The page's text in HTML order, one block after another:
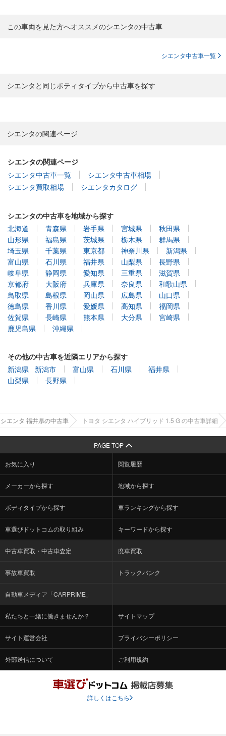
この車両を見た方へオススメのシエンタの中古車
シエンタ中古車一覧
シエンタと同じボティタイプから中古車を探す
シエンタの関連ページ
シエンタの関連ページ
シエンタ中古車一覧
シエンタ中古車相場
シエンタ買取相場
シエンタカタログ
シエンタの中古車を地域から探す
北海道
青森県 岩手県 宮城県
秋田県
山形県
福島県 茨城県 栃木県
群馬県
埼玉県
千葉県 東京都 神奈川県
新潟県
富山県
石川県 福井県 山梨県
長野県
岐阜県
静岡県 愛知県 三重県
滋賀県
京都府
大阪府 兵庫県 奈良県
和歌山県
鳥取県
島根県 岡山県 広島県
山口県
徳島県
香川県 愛媛県 高知県
福岡県
佐賀県
長崎県 熊本県 大分県
宮崎県
鹿児島県
沖縄県
その他の中古車を近隣エリアから探す
新潟県
新潟市 富山県 石川県
福井県
山梨県
長野県
シエンタ 福井県の中古車 トヨタ シエンタ ハイブリッド 1.5 G の中古車詳細
PAGE TOP
お気に入り 閲覧履歴
メーカーから探す 地域から探す
ボディタイプから探す 車ランキングから探す
車選びドットコムの取り組み キーワードから探す
中古車買取・中古車査定 廃車買取
事故車買取 トラックバンク
自動車メディア「CARPRIME」
私たちと一緒に働きませんか？ サイトマップ
サイト運営会社 プライバシーポリシー
外部送信について ご利用規約
詳しくはこちら